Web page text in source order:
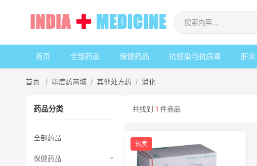
首页 全部药品 保健药品 抗感染与抗病毒 肝炎
首页 / 印度药商城 / 其他处方药 / 消化
药品分类
全部药品
保健药品
共找到 1 件商品
热卖